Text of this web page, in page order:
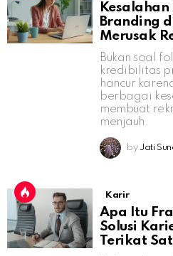
Kesalahan
Branding
Merusak
Bukan soal
kredibilitas
hancur
berbagai
membuat
menjauh.
by Jati
Karir
Apa Itu
Solusi
Terikat